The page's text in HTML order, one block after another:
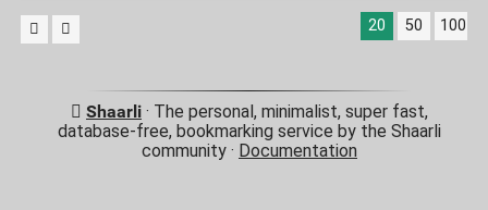
20 50 100
Shaarli· The personal, minimalist, super fast,
database-free, bookmarking service by the Shaarli
community · Documentation